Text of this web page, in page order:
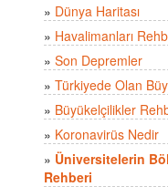
» Dünya Haritası
» Havalimanları
» Son Depremler
» Türkiyede Olan
» Büyükelçilikler
» Koronavirüs Nedir
» Üniversitelerin
Rehberi